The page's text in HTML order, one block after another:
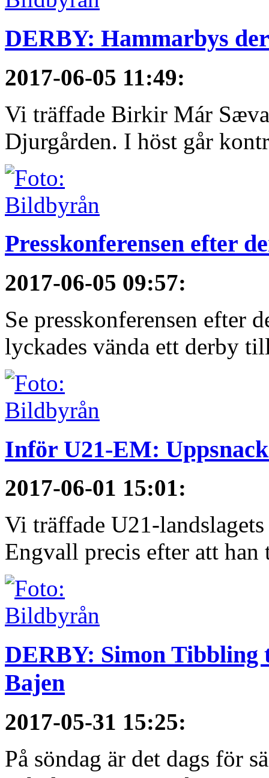
DERBY: Hammarbys
2017-06-05 11:49:
Vi träffade Birkir Már
Djurgården. I höst går
Presskonferensen efter
2017-06-05 09:57:
Se presskonferensen efter
lyckades vända ett derby
Inför U21-EM:
2017-06-01 15:01:
Vi träffade U21-
Engvall precis efter att han
DERBY: Simon
Bajen
2017-05-31 15:25:
På söndag är det dags för